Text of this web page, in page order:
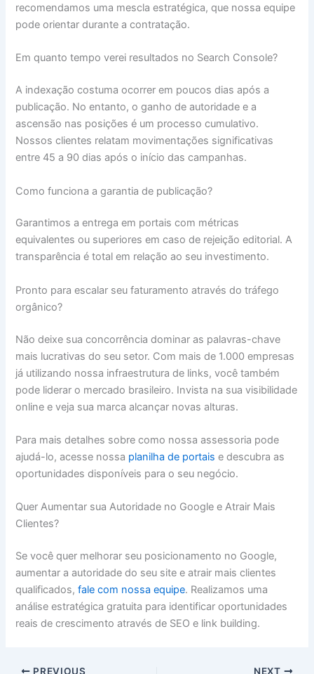
recomendamos uma mescla estratégica, que nossa equipe
pode orientar durante a contratação.
Em quanto tempo verei resultados no Search Console?
A indexação costuma ocorrer em poucos dias após a
publicação. No entanto, o ganho de autoridade e a
ascensão nas posições é um processo cumulativo.
Nossos clientes relatam movimentações significativas
entre 45 a 90 dias após o início das campanhas.
Como funciona a garantia de publicação?
Garantimos a entrega em portais com métricas
equivalentes ou superiores em caso de rejeição editorial. A
transparência é total em relação ao seu investimento.
Pronto para escalar seu faturamento através do tráfego
orgânico?
Não deixe sua concorrência dominar as palavras-chave
mais lucrativas do seu setor. Com mais de 1.000 empresas
já utilizando nossa infraestrutura de links, você também
pode liderar o mercado brasileiro. Invista na sua visibilidade
online e veja sua marca alcançar novas alturas.
Para mais detalhes sobre como nossa assessoria pode
ajudá-lo, acesse nossa planilha de portais e descubra as
oportunidades disponíveis para o seu negócio.
Quer Aumentar sua Autoridade no Google e Atrair Mais
Clientes?
Se você quer melhorar seu posicionamento no Google,
aumentar a autoridade do seu site e atrair mais clientes
qualificados,fale com nossa equipe. Realizamos uma
análise estratégica gratuita para identificar oportunidades
reais de crescimento através de SEO e link building.
PREVIOUS NEXT